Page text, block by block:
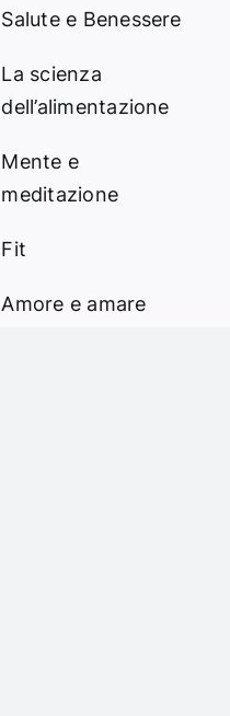
Salute e Benessere
La scienza
dell’alimentazione
Mente e
meditazione
Fit
Amore e amare